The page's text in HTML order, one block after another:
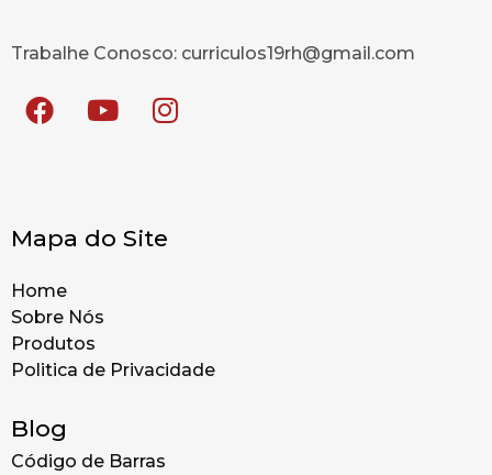
Trabalhe Conosco: curriculos19rh@gmail.com
Mapa do Site
Home
Sobre Nós
Produtos
Politica de Privacidade
Blog
Código de Barras